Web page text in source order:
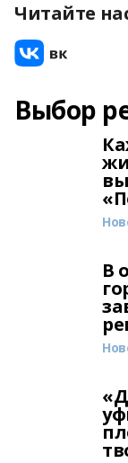
Читайте
Выбор
В